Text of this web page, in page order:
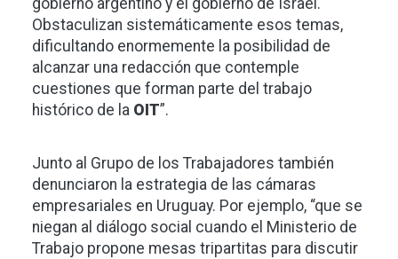
Obstaculizan sistemáticamente esos temas,
dificultando enormemente la posibilidad de
alcanzar una redacción que contemple
cuestiones que forman parte del trabajo
histórico de la OIT”.
Junto al Grupo de los Trabajadores también
denunciaron la estrategia de las cámaras
empresariales en Uruguay. Por ejemplo, “que se
niegan al diálogo social cuando el Ministerio de
Trabajo propone mesas tripartitas para discutir